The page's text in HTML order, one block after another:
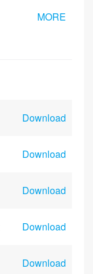
MORE
Download
Download
Download
Download
Download